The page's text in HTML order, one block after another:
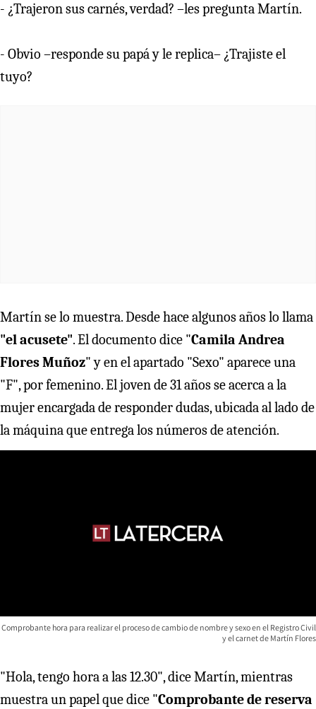
- ¿Trajeron sus carnés, verdad? –les pregunta Martín.
- Obvio –responde su papá y le replica– ¿Trajiste el
tuyo?
Martín se lo muestra. Desde hace algunos años lo llama
"el acusete". El documento dice "Camila Andrea
Flores Muñoz" y en el apartado "Sexo" aparece una
"F", por femenino. El joven de 31 años se acerca a la
mujer encargada de responder dudas, ubicada al lado de
la máquina que entrega los números de atención.
Comprobante hora para realizar el proceso de cambio de nombre y sexo en el Registro Civil
y el carnet de Martín Flores
"Hola, tengo hora a las 12.30", dice Martín, mientras
muestra un papel que dice "Comprobante de reserva